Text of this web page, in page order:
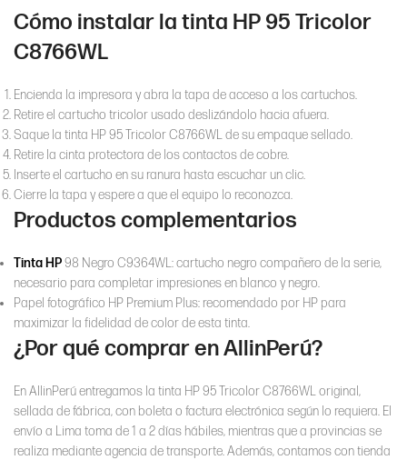
Cómo instalar la tinta HP 95 Tricolor
C8766WL
Encienda la impresora y abra la tapa de acceso a los cartuchos.
Retire el cartucho tricolor usado deslizándolo hacia afuera.
Saque la tinta HP 95 Tricolor C8766WL de su empaque sellado.
Retire la cinta protectora de los contactos de cobre.
Inserte el cartucho en su ranura hasta escuchar un clic.
Cierre la tapa y espere a que el equipo lo reconozca.
Productos complementarios
Tinta HP98 Negro C9364WL: cartucho negro compañero de la serie,
necesario para completar impresiones en blanco y negro.
Papel fotográfico HP Premium Plus: recomendado por HP para
maximizar la fidelidad de color de esta tinta.
¿Por qué comprar en AllinPerú?
En AllinPerú entregamos la tinta HP 95 Tricolor C8766WL original,
sellada de fábrica, con boleta o factura electrónica según lo requiera. El
envío a Lima toma de 1 a 2 días hábiles, mientras que a provincias se
realiza mediante agencia de transporte. Además, contamos con tienda